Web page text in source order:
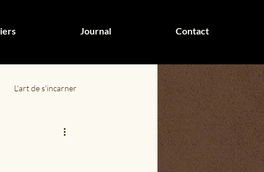
Journal Contact
L'art de s'incarner